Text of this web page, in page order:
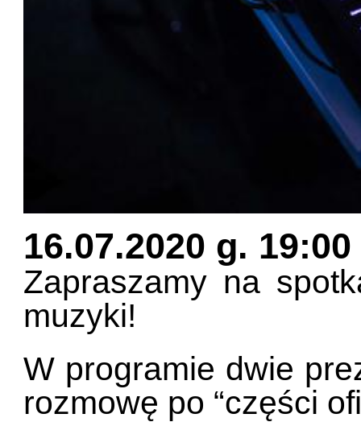
16.07.2020 g.
Zapraszamy na
muzyki!
W programie dwie
rozmowę po “części